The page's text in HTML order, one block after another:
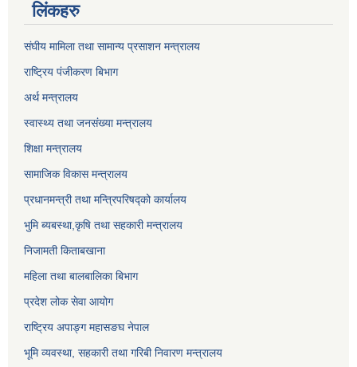
लिंकहरु
संघीय मामिला तथा सामान्य प्रसाशन मन्त्रालय
राष्ट्रिय पंजीकरण बिभाग
अर्थ मन्त्रालय
स्वास्थ्य तथा जनसंख्या मन्त्रालय
शिक्षा मन्त्रालय
सामाजिक विकास मन्त्रालय
प्रधानमन्त्री तथा मन्त्रिपरिषद्को कार्यालय
भुमि ब्यबस्था,कृषि तथा सहकारी मन्त्रालय
निजामती किताबखाना
महिला तथा बालबालिका बिभाग
प्रदेश लोक सेवा आयोग
राष्ट्रिय अपाङ्ग महासङघ नेपाल
भूमि व्यवस्था, सहकारी तथा गरिबी निवारण मन्त्रालय